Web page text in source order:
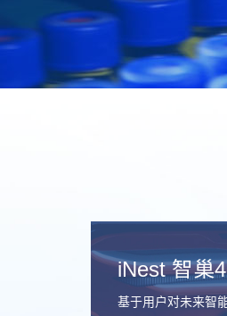
iNest 智巢
基于用户对未来智